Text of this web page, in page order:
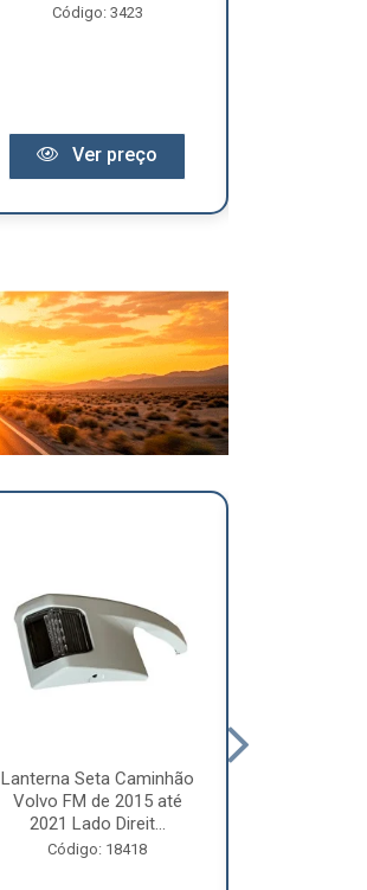
Código: 3423
Ver preço
Lanterna Seta Caminhão
Volvo FM de 2015 até
2021 Lado Direit...
Código: 18418